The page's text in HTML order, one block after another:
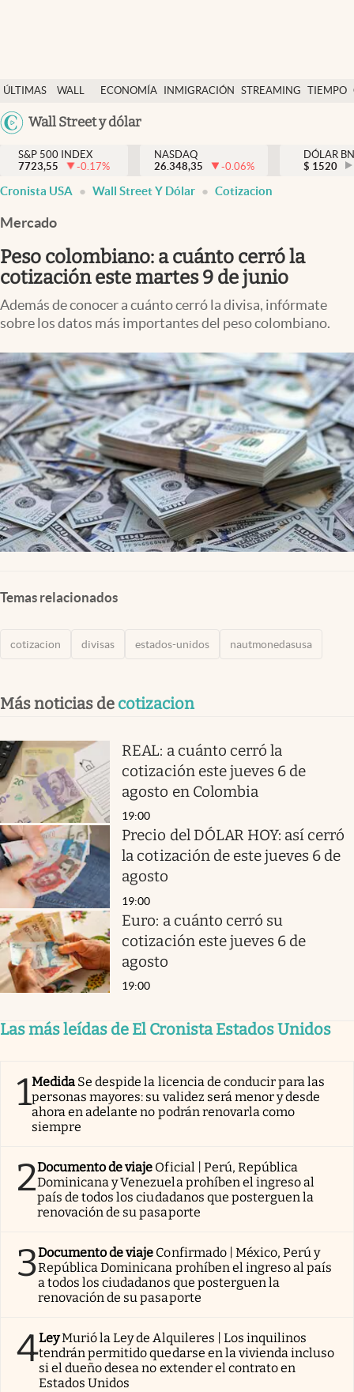
ÚLTIMAS
NOTICIAS
WALL
DÓLAR
ECONOMÍA INMIGRACIÓN STREAMING TIEMPO
México
Wall Street y dólar
Finanzas y economía
Wall Street y dólar
Inmigración
Espiritual
Streaming
Lifestyle
USA
S&P 500 INDEX
7723,55
-0.17%
NASDAQ
26.348,35
-0.06%
DÓLAR
$ 1520
Cronista USA Wall Street Y Dólar Cotizacion
Mercado
Peso colombiano: a cuánto cerró la
cotización este martes 9 de junio
Además de conocer a cuánto cerró la divisa, infórmate
sobre los datos más importantes del peso colombiano.
Temas relacionados
cotizacion divisas estados-unidos nautmonedasusa
Más noticias de cotizacion
REAL: a cuánto cerró la
cotización este jueves 6 de
agosto en Colombia
19:00
Precio del DÓLAR HOY: así cerró
la cotización de este jueves 6 de
agosto
19:00
Euro: a cuánto cerró su
cotización este jueves 6 de
agosto
19:00
Las más leídas de El Cronista Estados Unidos
1Medida Se despide la licencia de conducir para las
personas mayores: su validez será menor y desde
ahora en adelante no podrán renovarla como
siempre
2Documento de viaje Oficial | Perú, República
Dominicana y Venezuela prohíben el ingreso al
país de todos los ciudadanos que posterguen la
renovación de su pasaporte
3Documento de viaje Confirmado | México, Perú y
República Dominicana prohíben el ingreso al país
a todos los ciudadanos que posterguen la
renovación de su pasaporte
4LeyMurió la Ley de Alquileres | Los inquilinos
tendrán permitido quedarse en la vivienda incluso
si el dueño desea no extender el contrato en
Estados Unidos